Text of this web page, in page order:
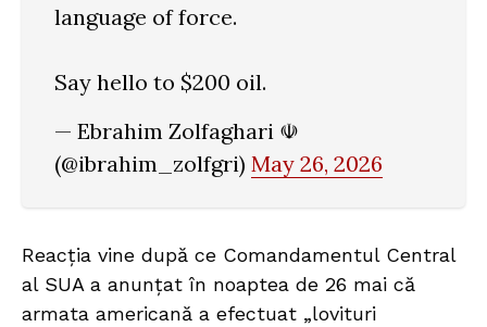
language of force.
Say hello to $200 oil.
— Ebrahim Zolfaghari ☫
(@ibrahim_zolfgri) May 26, 2026
Reacția vine după ce Comandamentul Central
al SUA a anunțat în noaptea de 26 mai că
armata americană a efectuat „lovituri